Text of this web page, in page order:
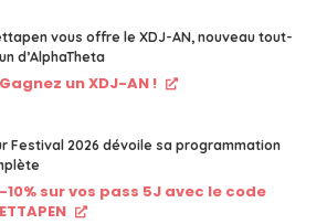
vous offre le XDJ-AN, nouveau tout-
d’AlphaTheta
Gagnez un XDJ-AN !
Festival 2026 dévoile sa programmation
-10% sur vos pass 5J avec le code